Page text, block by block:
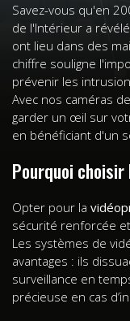
Savez-vous qu'en
de l'Intérieur a
ont lieu dans des
chiffre souligne
prévenir les
Avec nos caméras
garder un œil sur
en bénéficiant d'un
Pourquoi
Opter pour la
sécurité renforcée
Les systèmes de
avantages : ils
surveillance en
précieuse en cas